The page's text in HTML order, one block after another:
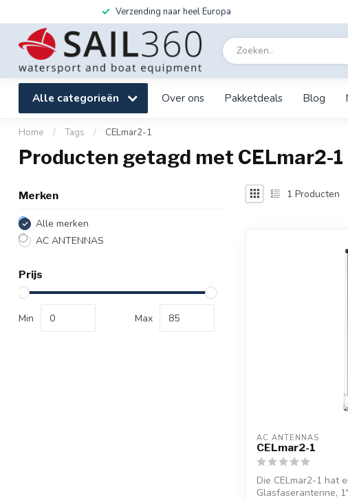
Verzending naar heel Europa
Alle categorieën Over ons Pakketdeals Blog
Home / Tags / CELmar2-1
Producten getagd met CELmar2-1
Merken
Alle merken
AC ANTENNAS
Prijs
Min Max
1 Producten
AC ANTENNAS
CELmar2-1
Die CELmar2-1 hat
Glasfaserantenne,